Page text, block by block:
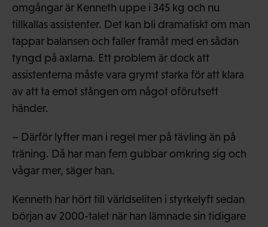
omgångar är Kenneth uppe i 345 kg och nu
tillkallas assistenter. Det kan bli dramatiskt om man
tappar balansen och faller framåt med en sådan
tyngd på axlarna. Ett problem är dock att
assistenterna måste vara grymt starka för att klara
av att ta emot stången om något oförutsett
händer.
– Därför lyfter man i regel mer på tävling än på
träning. Då har man fem gubbar omkring sig och
vågar mer, säger han.
Kenneth har hört till världseliten i styrkelyft sedan
början av 2000-talet när han lämnade sin tidigare